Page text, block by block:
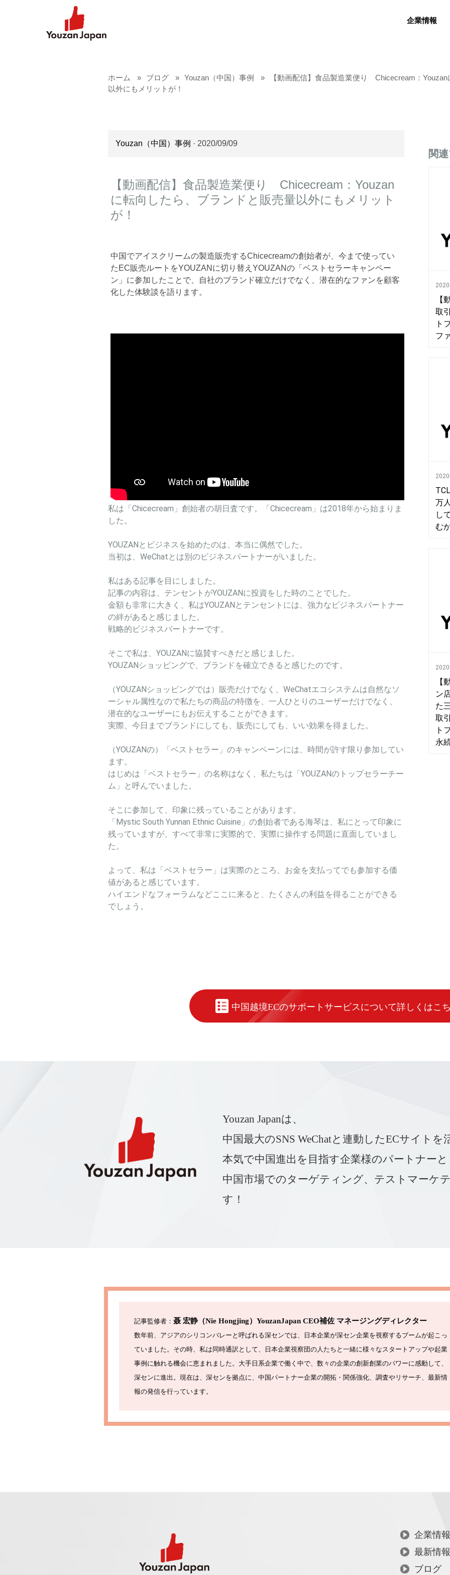
企業情報
ホーム ブログ Youzan（中国）事例
【動画配信】食品製造業便り Chicecream：
以外にもメリットが！
Youzan（中国）事例 · 2020/09/09
【動画配信】食品製造業便り Chicecream：Youzan
に転向したら、ブランドと販売量以外にもメリット
が！
中国でアイスクリームの製造販売するChicecreamの創始者が、今まで使ってい
たEC販売ルートをYOUZANに切り替えYOUZANの「ベストセラーキャンペー
ン」に参加したことで、自社のブランド確立だけでなく、潜在的なファンを顧客
化した体験談を語ります。
私は「Chicecream」創始者の胡日査です。「Chicecream」は2018年から始まりま
した。
YOUZANとビジネスを始めたのは、本当に偶然でした。
当初は、WeChatとは別のビジネスパートナーがいました。
私はある記事を目にしました。
記事の内容は、テンセントがYOUZANに投資をした時のことでした。
金額も非常に大きく、私はYOUZANとテンセントには、強力なビジネスパートナー
の絆があると感じました。
戦略的ビジネスパートナーです。
そこで私は、YOUZANに協賛すべきだと感じました。
YOUZANショッピングで、ブランドを確立できると感じたのです。
（YOUZANショッピングでは）販売だけでなく、WeChatエコシステムは自然なソ
ーシャル属性なので私たちの商品の特徴を、一人ひとりのユーザーだけでなく、
潜在的なユーザーにもお伝えすることができます。
実際、今日までブランドにしても、販売にしても、いい効果を得ました。
（YOUZANの）「ベストセラー」のキャンペーンには、時間が許す限り参加してい
ます。
はじめは「ベストセラー」の名称はなく、私たちは「YOUZANのトップセラーチー
ム」と呼んでいました。
そこに参加して、印象に残っていることがあります。
「Mystic South Yunnan Ethnic Cuisine」の創始者である海琴は、私にとって印象に
残っていますが、すべて非常に実際的で、実際に操作する問題に直面していまし
た。
よって、私は「ベストセラー」は実際のところ、お金を支払ってでも参加する価
値があると感じています。
ハイエンドなフォーラムなどここに来ると、たくさんの利益を得ることができる
でしょう。
関
【
取
ト
フ
万
し
む
【
ン
た
取
ト
永
中国越境ECのサポートサービスについて詳しくはこ
Youzan Japanは、
中国最大のSNS WeChatと連動したECサイト
本気で中国進出を目指す企業様のパートナー
中国市場でのターゲティング、テストマーケ
す！
記事監修者：聂 宏静（Nie Hongjing）YouzanJapan CEO補佐 マネージングディレクター
数年前、アジアのシリコンバレーと呼ばれる深センでは、日本企業が深セン企業を視察するブームが起こっ
ていました。その時、私は同時通訳として、日本企業視察団の人たちと一緒に様々なスタートアップや起業
事例に触れる機会に恵まれました。大手日系企業で働く中で、数々の企業の創新創業のパワーに感動して、
深センに進出。現在は、深センを拠点に、中国パートナー企業の開拓・関係強化、調査やリサーチ、最新情
報の発信を行っています。
企業情報
最新情報
ブログ